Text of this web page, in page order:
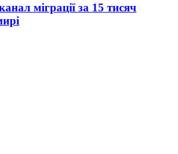
міграції за 15 тисяч